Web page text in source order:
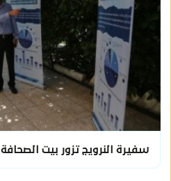
سفيرة النرويج تزور بيت الصحافة